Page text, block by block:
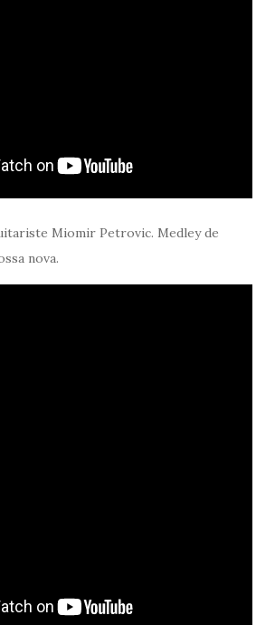
Miomir Petrovic. Medley de
nova.